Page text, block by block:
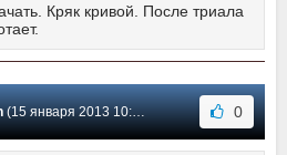
Кряк кривой. После триала
(15 января 2013 10:39) Сообщение #17 0